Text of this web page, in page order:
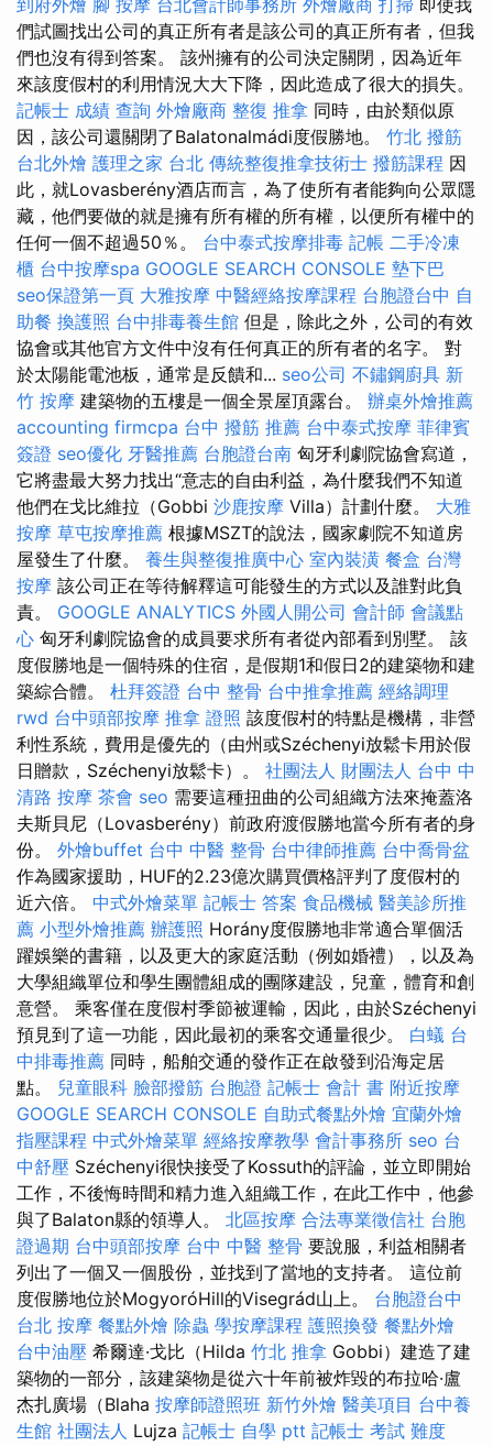
到府外燴 腳 按摩 台北會計師事務所 外燴廠商 打掃 即使我
們試圖找出公司的真正所有者是該公司的真正所有者，但我
們也沒有得到答案。 該州擁有的公司決定關閉，因為近年
來該度假村的利用情況大大下降，因此造成了很大的損失。
記帳士 成績 查詢 外燴廠商 整復 推拿 同時，由於類似原
因，該公司還關閉了Balatonalmádi度假勝地。 竹北 撥筋
台北外燴 護理之家 台北 傳統整復推拿技術士 撥筋課程 因
此，就Lovasberény酒店而言，為了使所有者能夠向公眾隱
藏，他們要做的就是擁有所有權的所有權，以便所有權中的
任何一個不超過50％。 台中泰式按摩排毒 記帳 二手冷凍
櫃 台中按摩spa GOOGLE SEARCH CONSOLE 墊下巴
seo保證第一頁 大雅按摩 中醫經絡按摩課程 台胞證台中 自
助餐 換護照 台中排毒養生館 但是，除此之外，公司的有效
協會或其他官方文件中沒有任何真正的所有者的名字。 對
於太陽能電池板，通常是反饋和... seo公司 不鏽鋼廚具 新
竹 按摩 建築物的五樓是一個全景屋頂露台。 辦桌外燴推薦
accounting firmcpa 台中 撥筋 推薦 台中泰式按摩 菲律賓
簽證 seo優化 牙醫推薦 台胞證台南 匈牙利劇院協會寫道，
它將盡最大努力找出“意志的自由利益，為什麼我們不知道
他們在戈比維拉（Gobbi 沙鹿按摩 Villa）計劃什麼。 大雅
按摩 草屯按摩推薦 根據MSZT的說法，國家劇院不知道房
屋發生了什麼。 養生與整復推廣中心 室內裝潢 餐盒 台灣
按摩 該公司正在等待解釋這可能發生的方式以及誰對此負
責。 GOOGLE ANALYTICS 外國人開公司 會計師 會議點
心 匈牙利劇院協會的成員要求所有者從內部看到別墅。 該
度假勝地是一個特殊的住宿，是假期1和假日2的建築物和建
築綜合體。 杜拜簽證 台中 整骨 台中推拿推薦 經絡調理
rwd 台中頭部按摩 推拿 證照 該度假村的特點是機構，非營
利性系統，費用是優先的（由州或Széchenyi放鬆卡用於假
日贈款，Széchenyi放鬆卡）。 社團法人 財團法人 台中 中
清路 按摩 茶會 seo 需要這種扭曲的公司組織方法來掩蓋洛
夫斯貝尼（Lovasberény）前政府渡假勝地當今所有者的身
份。 外燴buffet 台中 中醫 整骨 台中律師推薦 台中喬骨盆
作為國家援助，HUF的2.23億次購買價格評判了度假村的
近六倍。 中式外燴菜單 記帳士 答案 食品機械 醫美診所推
薦 小型外燴推薦 辦護照 Horány度假勝地非常適合單個活
躍娛樂的書籍，以及更大的家庭活動（例如婚禮），以及為
大學組織單位和學生團體組成的團隊建設，兒童，體育和創
意營。 乘客僅在度假村季節被運輸，因此，由於Széchenyi
預見到了這一功能，因此最初的乘客交通量很少。 白蟻 台
中排毒推薦 同時，船舶交通的發作正在啟發到沿海定居
點。 兒童眼科 臉部撥筋 台胞證 記帳士 會計 書 附近按摩
GOOGLE SEARCH CONSOLE 自助式餐點外燴 宜蘭外燴
指壓課程 中式外燴菜單 經絡按摩教學 會計事務所 seo 台
中舒壓 Széchenyi很快接受了Kossuth的評論，並立即開始
工作，不後悔時間和精力進入組織工作，在此工作中，他參
與了Balaton縣的領導人。 北區按摩 合法專業徵信社 台胞
證過期 台中頭部按摩 台中 中醫 整骨 要說服，利益相關者
列出了一個又一個股份，並找到了當地的支持者。 這位前
度假勝地位於MogyoróHill的Visegrád山上。 台胞證台中
台北 按摩 餐點外燴 除蟲 學按摩課程 護照換發 餐點外燴
台中油壓 希爾達·戈比（Hilda 竹北 推拿 Gobbi）建造了建
築物的一部分，該建築物是從六十年前被炸毀的布拉哈·盧
杰扎廣場（Blaha 按摩師證照班 新竹外燴 醫美項目 台中養
生館 社團法人 Lujza 記帳士 自學 ptt 記帳士 考試 難度